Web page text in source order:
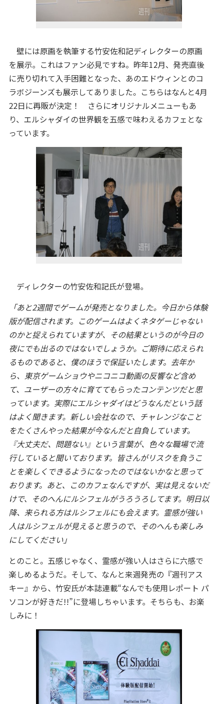
壁には原画を執筆する竹安佐和記ディレクターの原画
を展示。これはファン必見ですね。昨年12月、発売直後
に売り切れて入手困難となった、あのエドウィンとのコ
ラボジーンズも展示してありました。こちらはなんと4月
22日に再販が決定！ さらにオリジナルメニューもあ
り、エルシャダイの世界観を五感で味わえるカフェとな
っています。
ディレクターの竹安佐和記氏が登場。
「あと2週間でゲームが発売となりました。今日から体験
版が配信されます。このゲームはよくネタゲーじゃない
のかと捉えられていますが、その結果というのが今日の
夜にでも出るのではないでしょうか。ご期待に応えられ
るものであると、僕のほうで保証いたします。去年か
ら、東京ゲームショウやニコニコ動画の反響など含め
て、ユーザーの方々に育ててもらったコンテンツだと思
っています。実際にエルシャダイはどうなんだという話
はよく聞きます。新しい会社なので、チャレンジなこと
をたくさんやった結果が今なんだと自負しています。
『大丈夫だ、問題ない』という言葉が、色々な職場で流
行していると聞いております。皆さんがリスクを負うこ
とを楽しくできるようになったのではないかなと思って
おります。あと、このカフェなんですが、実は見えないだ
けで、そのへんにルシフェルがうろうろしてます。明日以
降、来られる方はルシフェルにも会えます。霊感が強い
人はルシフェルが見えると思うので、そのへんも楽しみ
にしてください」
とのこと。五感じゃなく、霊感が強い人はさらに六感で
楽しめるようだ。そして、なんと来週発売の『週刊アス
キー』から、竹安氏が本誌連載“なんでも使用レポート パ
ソコンが好きだ!!”に登場しちゃいます。そちらも、お楽
しみに！